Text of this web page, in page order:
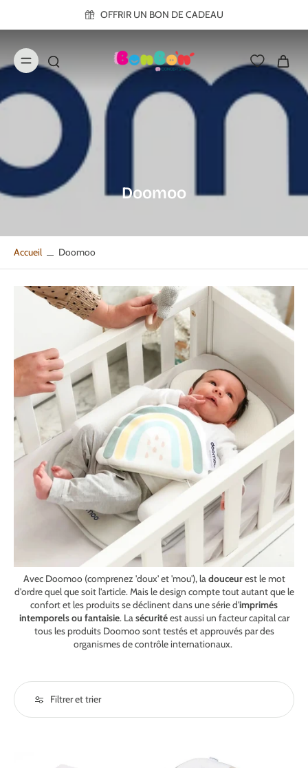
OFFRIR UN BON DE CADEAU
Doomoo
Accueil Doomoo
Avec Doomoo (comprenez 'doux' et 'mou'), la douceurest le mot
d'ordre quel que soit l'article. Mais le design compte tout autant que le
confort et les produits se déclinent dans une série d'imprimés
intemporels ou fantaisie. La sécuritéest aussi un facteur capital car
tous les produits Doomoo sont testés et approuvés par des
organismes de contrôle internationaux.
Filtrer et trier